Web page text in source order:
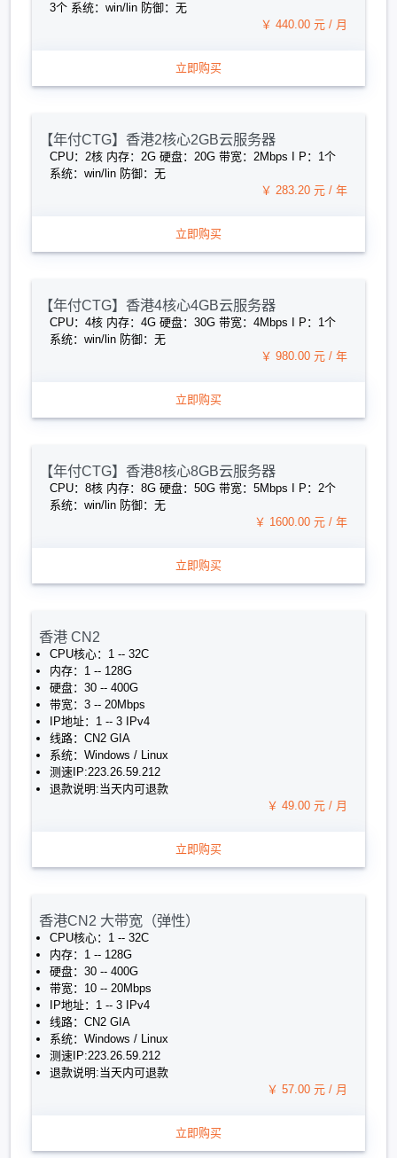
3个 系统：win/lin 防御：无
￥ 440.00 元 / 月
立即购买
【年付CTG】香港2核心2GB云服务器
CPU：2核 内存：2G 硬盘：20G 带宽：2Mbps I P：1个
系统：win/lin 防御：无
￥ 283.20 元 / 年
立即购买
【年付CTG】香港4核心4GB云服务器
CPU：4核 内存：4G 硬盘：30G 带宽：4Mbps I P：1个
系统：win/lin 防御：无
￥ 980.00 元 / 年
立即购买
【年付CTG】香港8核心8GB云服务器
CPU：8核 内存：8G 硬盘：50G 带宽：5Mbps I P：2个
系统：win/lin 防御：无
￥ 1600.00 元 / 年
立即购买
香港 CN2
CPU核心：1 -- 32C
内存：1 -- 128G
硬盘：30 -- 400G
带宽：3 -- 20Mbps
IP地址：1 -- 3 IPv4
线路：CN2 GIA
系统：Windows / Linux
测速IP:223.26.59.212
退款说明:当天内可退款
￥ 49.00 元 / 月
立即购买
香港CN2 大带宽（弹性）
CPU核心：1 -- 32C
内存：1 -- 128G
硬盘：30 -- 400G
带宽：10 -- 20Mbps
IP地址：1 -- 3 IPv4
线路：CN2 GIA
系统：Windows / Linux
测速IP:223.26.59.212
退款说明:当天内可退款
￥ 57.00 元 / 月
立即购买